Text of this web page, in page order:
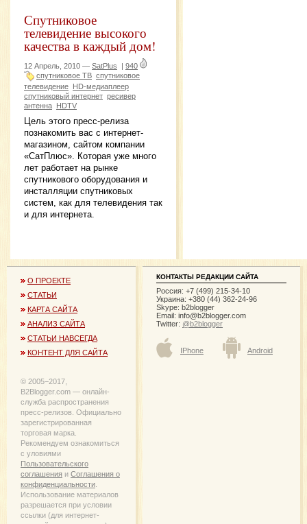
Спутниковое
телевидение высокого
качества в каждый дом!
12 Апрель, 2010 — SatPlus
940
спутниковое ТВ спутниковое
телевидение
HD-медиаплеер
спутниковый интернет ресивер
антенна
HDTV
Цель этого пресс-релиза
познакомить вас с интернет-
магазином, сайтом компании
«СатПлюс». Которая уже много
лет работает на рынке
спутникового оборудования и
инсталляции спутниковых
систем, как для телевидения так
и для интернета.
О ПРОЕКТЕ
СТАТЬИ
КАРТА САЙТА
АНАЛИЗ САЙТА
СТАТЬИ НАВСЕГДА
КОНТЕНТ ДЛЯ САЙТА
© 2005−2017,
B2Blogger.com — онлайн-
служба распространения
пресс-релизов. Официально
зарегистрированная
торговая марка.
Рекомендуем ознакомиться
с уловиями
Пользовательского
соглашения и Соглашения о
конфиденциальности
Использование материалов
разрешается при условии
ссылки (для интернет-
КОНТАКТЫ РЕДАКЦИИ САЙТА
Россия: +7 (499) 215-34-10
Украина: +380 (44) 362-24-96
Skype: b2blogger
Email: info@b2blogger.com
Twitter: @b2blogger
IPhone Android